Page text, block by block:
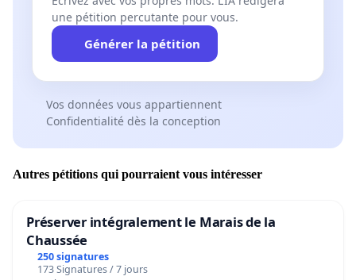
une pétition percutante pour vous.
Générer la pétition
Vos données vous appartiennent
Confidentialité dès la conception
Autres pétitions qui pourraient vous intéresser
Préserver intégralement le Marais de la
Chaussée
250 signatures
173 Signatures / 7 jours